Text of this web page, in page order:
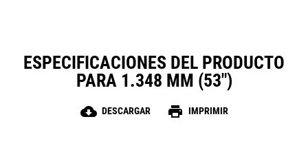
ESPECIFICACIONES DEL PRODUCTO
PARA 1.348 MM (53")
cloud_download DESCARGAR print IMPRIMIR